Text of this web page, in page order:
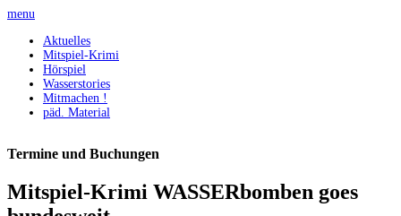
menu
Aktuelles
Mitspiel-Krimi
Hörspiel
Wasserstories
Mitmachen !
päd. Material
Termine und Buchungen
Mitspiel-Krimi WASSERbomben goes